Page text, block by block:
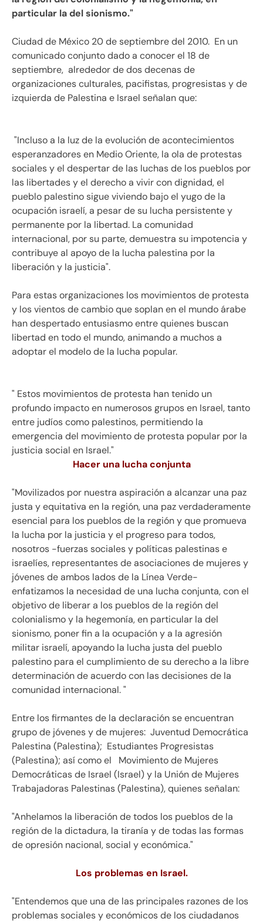
particular la del sionismo."
Ciudad de México 20 de septiembre del 2010. En un
comunicado conjuntodado a conocer el 18 de
septiembre, alrededor de dos decenas de
organizaciones culturales, pacifistas, progresistas y de
izquierda de Palestina e Israel señalan que:
"Incluso a la luz de la evolución de acontecimientos
esperanzadores en Medio Oriente, la ola de protestas
sociales y el despertar de las luchas de los pueblos por
las libertades y el derecho a vivir con dignidad, el
pueblo palestino sigue viviendo bajo el yugo de la
ocupación israelí, a pesar de su lucha persistente y
permanente por la libertad. La comunidad
internacional, por su parte, demuestra su impotencia y
contribuye al apoyo de la lucha palestina por la
liberación y la justicia".
Para estas organizaciones los movimientos de protesta
y los vientos de cambio que soplan en el mundo árabe
han despertado entusiasmo entre quienes buscan
libertad en todo el mundo, animando a muchos a
adoptar el modelo de la lucha popular.
" Estos movimientos de protesta han tenido un
profundo impacto en numerosos grupos en Israel, tanto
entre judíos como palestinos, permitiendo la
emergencia del movimiento de protesta popular por la
justicia social en Israel."
Hacer una lucha conjunta
"Movilizados por nuestra aspiración a alcanzar una paz
justa y equitativa en la región, una paz verdaderamente
esencial para los pueblos de la región y que promueva
la lucha por la justicia y el progreso para todos,
nosotros -fuerzas sociales y políticas palestinas e
israelíes, representantes de asociaciones de mujeres y
jóvenes de ambos lados de la Línea Verde-
enfatizamos la necesidad de una lucha conjunta, con el
objetivo de liberar a los pueblos de la región del
colonialismo y la hegemonía, en particular la del
sionismo, poner fin a la ocupación y a la agresión
militar israelí, apoyando la lucha justa del pueblo
palestino para el cumplimiento de su derecho a la libre
determinación de acuerdo con las decisiones de la
comunidad internacional. "
Entre los firmantes de la declaración se encuentran
grupo de jóvenes y de mujeres: Juventud Democrática
Palestina (Palestina); Estudiantes Progresistas
(Palestina); así como el
Movimiento de Mujeres
Democráticas de Israel (Israel) y la Unión de Mujeres
Trabajadoras Palestinas (Palestina), quienes señalan:
"Anhelamos la liberación de todos los pueblos de la
región de la dictadura, la tiranía y de todas las formas
de opresión nacional, social y económica."
Los problemas en Israel.
"Entendemos que una de las principales razones de los
problemas sociales y económicos de los ciudadanos